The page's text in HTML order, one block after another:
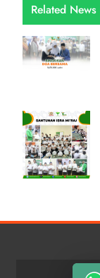
Related News